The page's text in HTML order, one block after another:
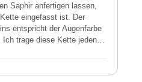
Saphir anfertigen lassen,
eingefasst ist. Der
entspricht der Augenfarbe
Ich trage diese Kette jeden…